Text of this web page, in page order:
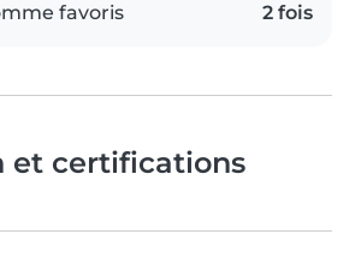
favoris 2 fois
et certifications